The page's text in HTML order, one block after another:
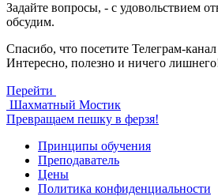
Задайте вопросы, - с удовольствием
обсудим.
Спасибо, что посетите Телеграм-
Интересно, полезно и ничего
Перейти
Шахматный Мостик
Превращаем пешку в ферзя!
Принципы обучения
Преподаватель
Цены
Политика конфиденциальности